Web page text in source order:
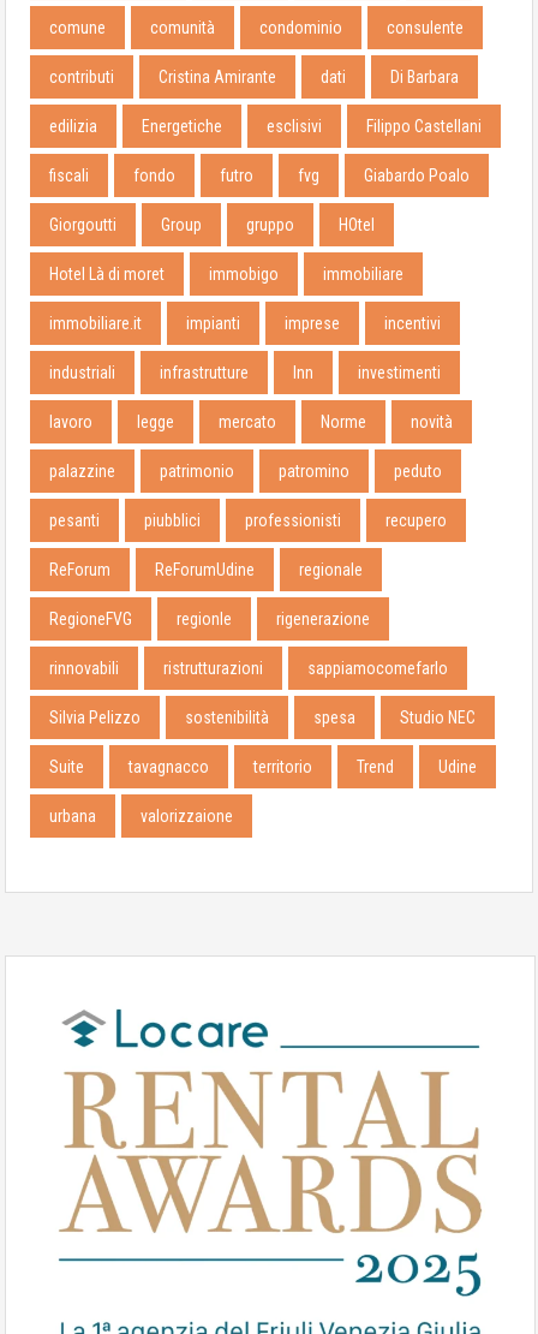
comune comunità condominio consulente
contributi Cristina Amirante dati Di Barbara
edilizia Energetiche esclisivi Filippo Castellani
fiscali fondo futro fvg Giabardo Poalo
Giorgoutti Group gruppo HOtel
Hotel Là di moret immobigo immobiliare
immobiliare.it impianti imprese incentivi
industriali infrastrutture Inn investimenti
lavoro legge mercato Norme novità
palazzine patrimonio patromino peduto
pesanti piubblici professionisti recupero
ReForum ReForumUdine regionale
RegioneFVG regionle rigenerazione
rinnovabili ristrutturazioni sappiamocomefarlo
Silvia Pelizzo sostenibilità spesa Studio NEC
Suite tavagnacco territorio Trend Udine
urbana valorizzaione